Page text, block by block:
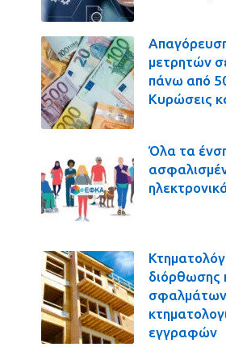
μετρητών
πάνω από
Κυρώσεις
Όλα τα
διόρθωσης
εγγραφών